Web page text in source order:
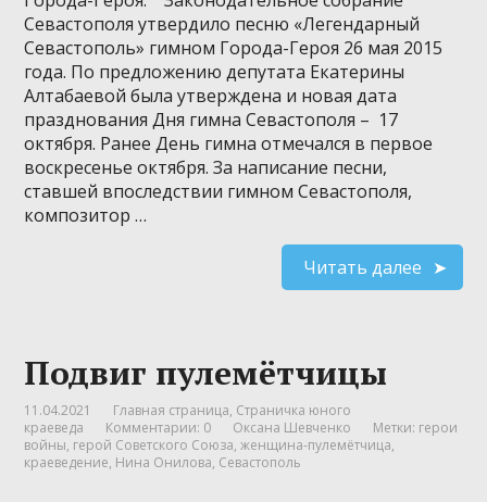
Севастополя утвердило песню «Легендарный
Севастополь» гимном Города-Героя 26 мая 2015
года. По предложению депутата Екатерины
Алтабаевой была утверждена и новая дата
празднования Дня гимна Севастополя – 17
октября. Ранее День гимна отмечался в первое
воскресенье октября. За написание песни,
ставшей впоследствии гимном Севастополя,
композитор …
Читать далее
Подвиг пулемётчицы
11.04.2021 Главная страница, Страничка юного
краеведа
Комментарии: 0 Оксана Шевченко Метки: герои
войны, герой Советского Союза,женщина-пулемётчица,
краеведение, Нина Онилова, Севастополь